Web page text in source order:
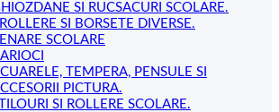
SI RUCSACURI SCOLARE.
SI BORSETE DIVERSE.
SCOLARE
TEMPERA, PENSULE SI
PICTURA.
SI ROLLERE SCOLARE.